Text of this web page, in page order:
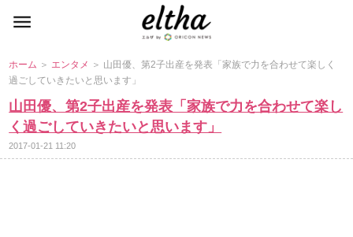
ホーム ＞ エンタメ ＞ 山田優、第2子出産を発表「家族で力を合わせて楽しく
過ごしていきたいと思います」
山田優、第2子出産を発表「家族で力を合わせて楽し
く過ごしていきたいと思います」
2017-01-21 11:20